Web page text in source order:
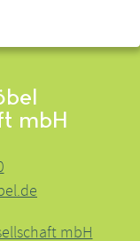
mbH
mbH